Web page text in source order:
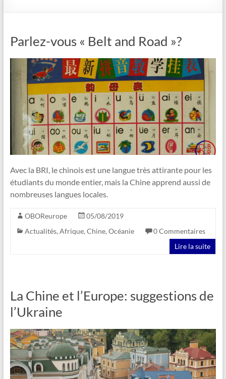
Parlez-vous « Belt and Road »?
Avec la BRI, le chinois est une langue très attirante pour les
étudiants du monde entier, mais la Chine apprend aussi de
nombreuses langues locales.
OBOReurope
05/08/2019
Actualités, Afrique, Chine, Océanie
0 Commentaires
Lire la suite
La Chine et l’Europe: suggestions de
l’Ukraine